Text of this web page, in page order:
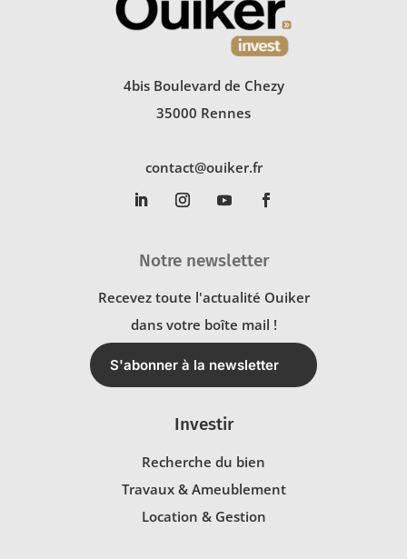
4bis Boulevard de Chezy
35000 Rennes
contact@ouiker.fr
Notre newsletter
Recevez toute l'actualité Ouiker
dans votre boîte mail !
S'abonner à la newsletter
Investir
Recherche du bien
Travaux & Ameublement
Location & Gestion